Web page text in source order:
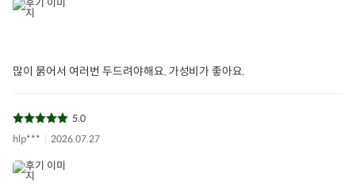
많이 묽어서 여러번 두드려야해요. 가성비가 좋아요.
5.0
hlp***
2026.07.27